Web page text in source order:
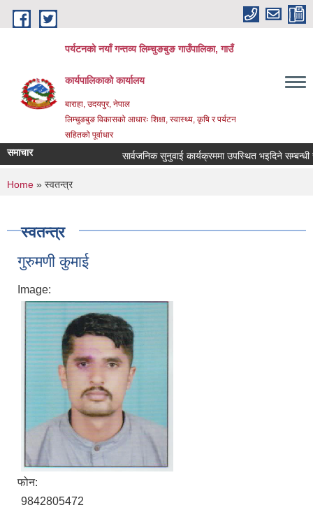
Skip to main content
पर्यटनको नयाँ गन्तव्य लिम्चुङबुङ गाउँपालिका, गाउँ
कार्यपालिकाको कार्यालय
बाराहा, उदयपुर, नेपाल
लिम्चुङबुङ विकासको आधारः शिक्षा, स्वास्थ्य, कृषि र पर्यटन
सहितको पूर्वाधार
समाचार सार्वजनिक सुनुवाई कार्यक्रममा उपस्थित भइदिने सम्बन्धी
You are here
Home » स्वतन्त्र
स्वतन्त्र
गुरुमणी कुमाई
Image:
फोन:
9842805472